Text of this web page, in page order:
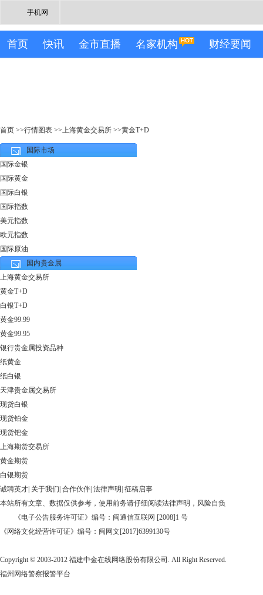
手机网
首页 快讯 金市直播 名家机构 财经要闻
首页 >>行情图表 >>上海黄金交易所 >>黄金T+D
国际市场
国际金银
国际黄金
国际白银
国际指数
美元指数
欧元指数
国际原油
国内贵金属
上海黄金交易所
黄金T+D
白银T+D
黄金99.99
黄金99.95
银行贵金属投资品种
纸黄金
纸白银
天津贵金属交易所
现货白银
现货铂金
现货钯金
上海期货交易所
黄金期货
白银期货
诚聘英才 关于我们 合作伙伴 法律声明 征稿启事
本站所有文章、数据仅供参考，使用前务请仔细阅读法律声明 ，风险自负
《电子公告服务许可证》编号：闽通信互联网 [2008]1 号
《网络文化经营许可证》编号：闽网文[2017]6399130号
Copyright © 2003-2012 福建中金在线网络股份有限公司. All Right Reserved.
福州网络警察报警平台